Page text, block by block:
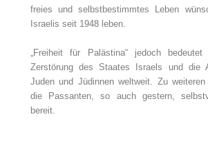
freies und selbstbestimmtes Leben
Israelis seit 1948 leben.
„Freiheit für Palästina“ jedoch
Zerstörung des Staates Israels und die
Juden und Jüdinnen weltweit. Zu
die Passanten, so auch gestern,
bereit.